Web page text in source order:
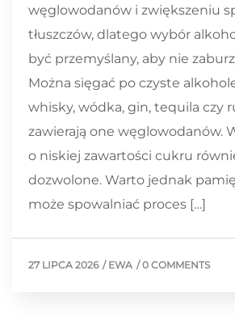
węglowodanów i zwiększeniu
tłuszczów, dlatego wybór
być przemyślany, aby nie
Można sięgać po czyste
whisky, wódka, gin, tequila czy
zawierają one węglowodanów.
o niskiej zawartości cukru
dozwolone. Warto jednak
może spowalniać proces […]
27 LIPCA 2026 / EWA /0 COMMENTS